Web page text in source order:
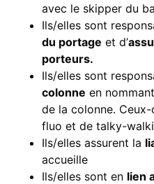
avec le skipper du
Ils/elles sont
du portage et d’
porteurs.
Ils/elles sont
colonne en
de la colonne.
fluo et de talky-
Ils/elles assurent la
accueille
Ils/elles sont en lien